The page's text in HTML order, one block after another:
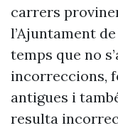
carrers
l’Ajuntament
temps que no
incorreccions,
antigues i
resulta